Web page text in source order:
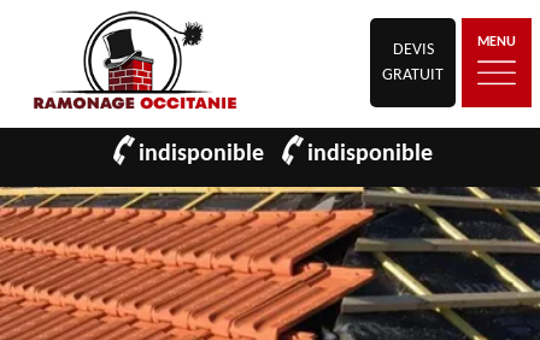
DEVIS
GRATUIT
MENU
indisponible indisponible